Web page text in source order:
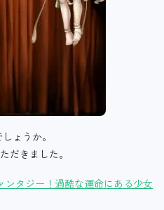
ょうか。
だきました。
ンタジー！過酷な運命にある少女